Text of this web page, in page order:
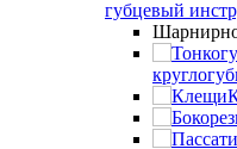
губцевый